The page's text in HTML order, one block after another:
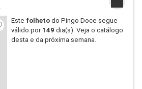
Este folhetodo Pingo Doce segue
válido por 149 dia(s). Veja o catálogo
desta e da próxima semana.